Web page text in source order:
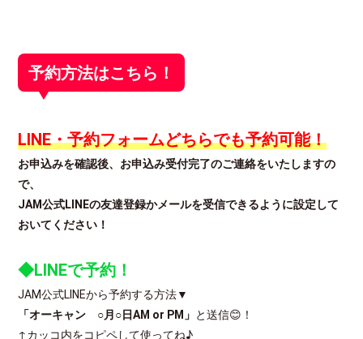
予約方法はこちら！
LINE・予約フォームどちらでも予約可能！
お申込みを確認後、お申込み受付完了のご連絡をいたしますの
で、
JAM公式LINEの友達登録かメールを受信できるように設定して
おいてください！
◆LINEで予約！
JAM公式LINEから予約する方法▼
「オーキャン ○月○日AM or PM」 と送信😊！
↑カッコ内をコピペして使ってね♪